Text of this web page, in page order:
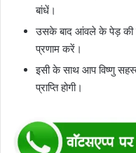
बांधें।
उसके बाद आंवले के पेड़ की
प्रणाम करें।
इसी के साथ आप विष्णु
प्राप्ति होगी।